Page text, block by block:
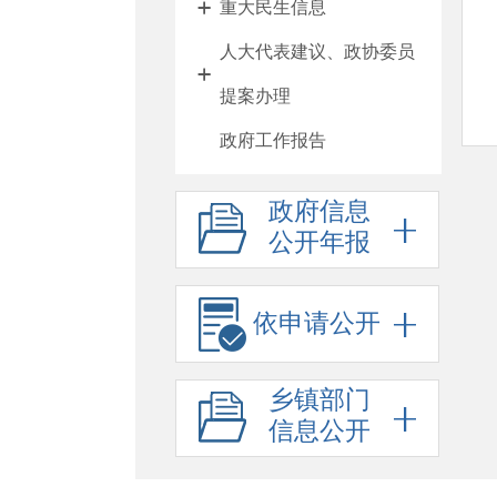
重大民生信息
人大代表建议、政协委员
提案办理
政府工作报告
其他法定公开
人事信息
行政许可
行政处罚
回应关切
政府信息
公开年报
依申请公开
乡镇部门
信息公开